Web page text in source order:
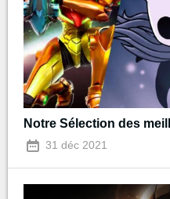
Notre Sélection des
31 déc 2021